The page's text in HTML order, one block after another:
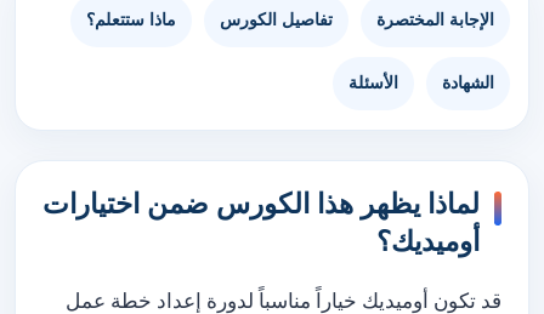
الإجابة المختصرة تفاصيل الكورس ماذا ستتعلم؟
الشهادة الأسئلة
لماذا يظهر هذا الكورس ضمن اختيارات
أوميديك؟
قد تكون أوميديك خياراً مناسباً لدورة إعداد خطة عمل